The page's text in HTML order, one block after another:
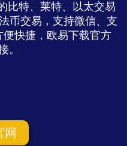
比特、莱特、以太交易
币交易，支持微信、支
快捷，欧易下载官方
。
网